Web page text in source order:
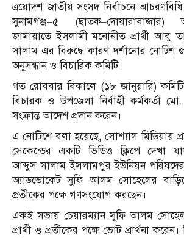
ত্রয়োদশ জাতীয় সংসদ নির্বাচনে
সুনামগঞ্জ–৫ (ছাতক–দোয়ারাবাজার)
জামায়াতে ইসলামী মনোনীত প্রার্থী আবু
সালাম এর বিরুদ্ধে কারণ দর্শানোর নোটিশ
অনুসন্ধান ও বিচারিক কমিটি।
গত রোববার বিকা‌লে (১৮ জানুয়ারি)
বিচারক ও উপজেলা নির্বাহী কর্মকর্তা
সংক্রান্ত আদেশ প্রদান করেন।
এ নোটিশে বলা হয়েছে, সোশ্যাল মিডিয়ায়
সেকেন্ডের একটি ভিডিও ক্লিপে দেখা
আব্দুস সালাম ইসলামপুর ইউনিয়ন পরিষদের
অ্যাডভোকেট সুফি আলম সোহেলের
প্রতীকের পক্ষে গণসংযোগ করছেন।
একই সভায় চেয়ারম্যান সুফি আলম
প্রার্থী ও প্রতীকের পক্ষে ভোট প্রার্থনা